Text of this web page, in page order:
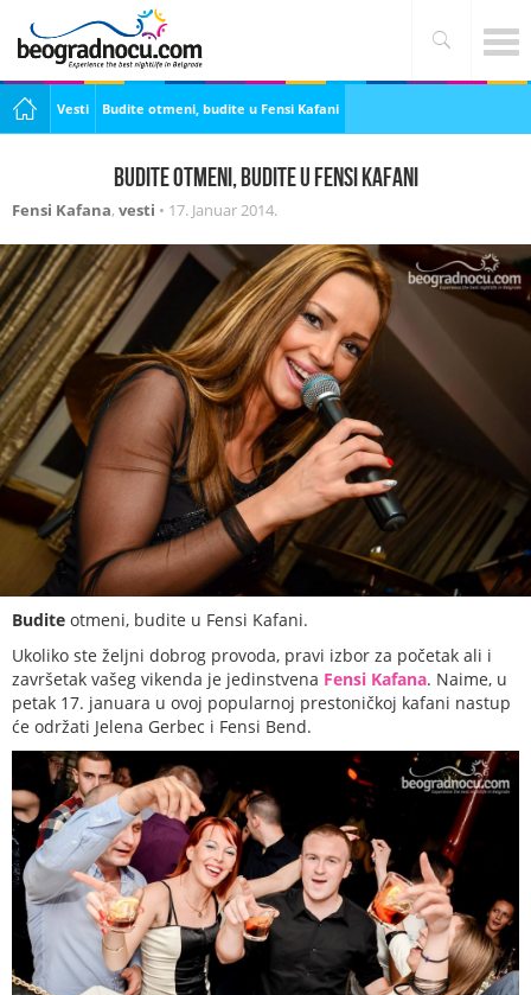
Vesti Budite otmeni, budite u Fensi Kafani
Budite otmeni, budite u Fensi Kafani
Fensi Kafana, vesti • 17. Januar 2014.
Budite otmeni, budite u Fensi Kafani.
Ukoliko ste željni dobrog provoda, pravi izbor za početak ali i
završetak vašeg vikenda je jedinstvena Fensi Kafana. Naime, u
petak 17. januara u ovoj popularnoj prestoničkoj kafani nastup
će održati Jelena Gerbec i Fensi Bend.